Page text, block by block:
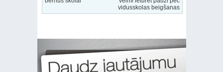
vidusskolas beigšanas